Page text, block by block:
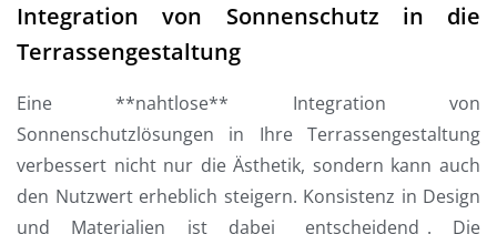
Integration von Sonnenschutz in die
Terrassengestaltung
Eine **nahtlose** Integration von
Sonnenschutzlösungen in Ihre Terrassengestaltung
verbessert nicht nur die Ästhetik, sondern kann auch
den Nutzwert erheblich steigern. Konsistenz in Design
und Materialien ist dabei _entscheidend_. Die